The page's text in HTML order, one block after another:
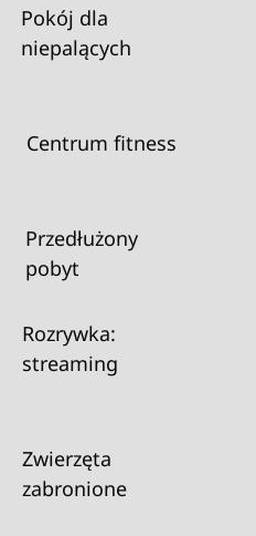
Pokój dla
niepalących
Centrum fitness
Przedłużony
pobyt
Rozrywka:
streaming
Zwierzęta
zabronione